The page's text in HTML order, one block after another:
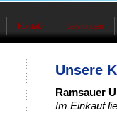
Kontakt Leistungen
Unsere
Ramsauer
Im Einkauf